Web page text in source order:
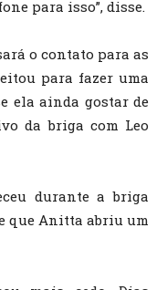
para isso”, disse.
o contato para as
para fazer uma
ela ainda gostar de
da briga com Leo
durante a briga
que Anitta abriu um